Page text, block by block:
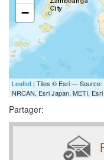
−
Leaflet | Tiles © Esri — Source:
NRCAN, Esri Japan, METI,
Partager: